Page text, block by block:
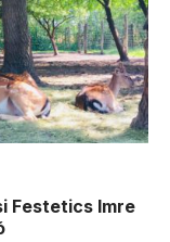
Festetics Imre